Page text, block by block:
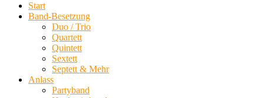
Start
Band-Besetzung
Duo / Trio
Quartett
Quintett
Sextett
Septett & Mehr
Anlass
Partyband